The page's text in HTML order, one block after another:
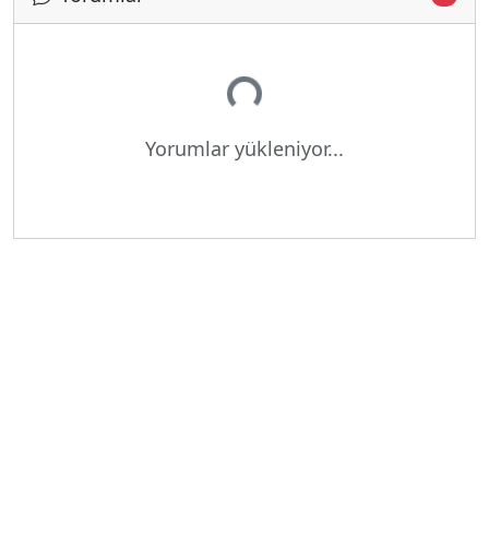
Yükleniyor...
Yorumlar yükleniyor...